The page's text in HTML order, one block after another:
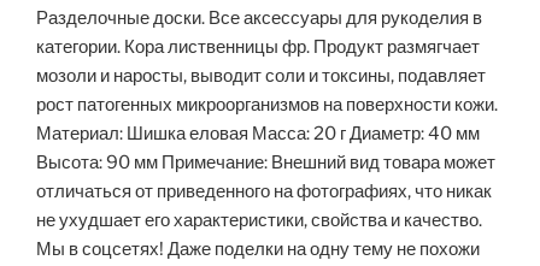
Разделочные доски. Все аксессуары для рукоделия в
категории. Кора лиственницы фр. Продукт размягчает
мозоли и наросты, выводит соли и токсины, подавляет
рост патогенных микроорганизмов на поверхности кожи.
Материал: Шишка еловая Масса: 20 г Диаметр: 40 мм
Высота: 90 мм Примечание: Внешний вид товара может
отличаться от приведенного на фотографиях, что никак
не ухудшает его характеристики, свойства и качество.
Мы в соцсетях! Даже поделки на одну тему не похожи